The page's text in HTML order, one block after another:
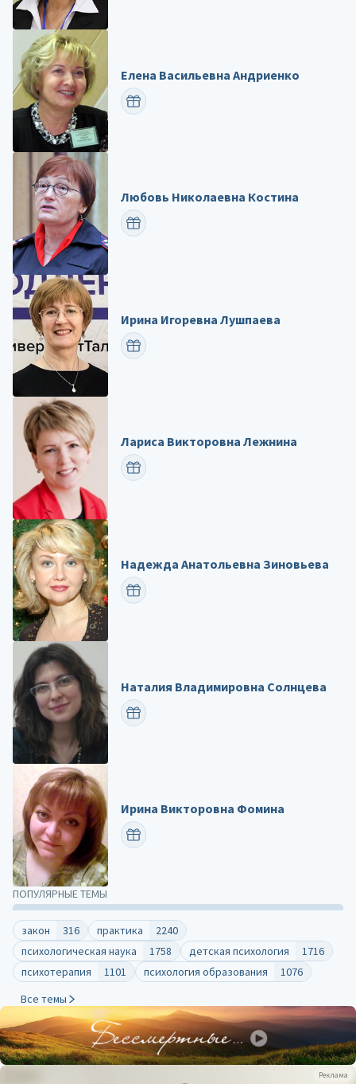
Реклама
ПОПУЛЯРНЫЕ ТЕМЫ
закон 316 практика
2240
психологическая наука
1758 детская психология
1716
психотерапия
1101 психология образования
1076
Все темы
Елена Васильевна Андриенко
ПОЗДРАВИТЬ
Любовь Николаевна Костина
ПОЗДРАВИТЬ
Ирина Игоревна Лушпаева
ПОЗДРАВИТЬ
Лариса Викторовна Лежнина
ПОЗДРАВИТЬ
Надежда Анатольевна Зиновьева
ПОЗДРАВИТЬ
Наталия Владимировна Солнцева
ПОЗДРАВИТЬ
Ирина Викторовна Фомина
ПОЗДРАВИТЬ